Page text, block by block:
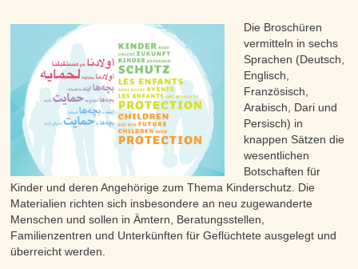
Die Broschüren
vermitteln in sechs
Sprachen (Deutsch,
Englisch,
Französisch,
Arabisch, Dari und
Persisch) in
knappen Sätzen die
wesentlichen
Botschaften für
Kinder und deren Angehörige zum Thema Kinderschutz. Die
Materialien richten sich insbesondere an neu zugewanderte
Menschen und sollen in Ämtern, Beratungsstellen,
Familienzentren und Unterkünften für Geflüchtete ausgelegt und
überreicht werden.